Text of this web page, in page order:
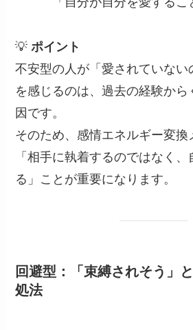
💡ポイント
不安型の人が「愛されていない
を感じるのは、過去の経験から
因です。
そのため、感情エネルギー変換
「相手に執着するのではなく、
る」ことが重要になります。
回避型：「束縛されそう」
処法